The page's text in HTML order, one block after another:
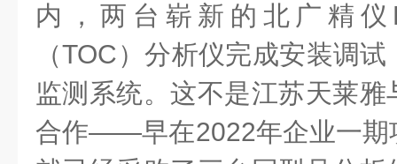
内，两台崭新的北广精仪
（TOC）分析仪完成安装调
监测系统。这不是江苏天莱
合作——早在2022年企业一期